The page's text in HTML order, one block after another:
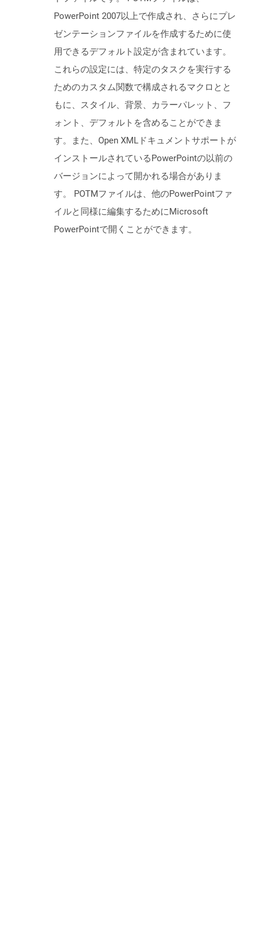
PowerPoint 2007以上で作成され、さらにプレ
ゼンテーションファイルを作成するために使
用できるデフォルト設定が含まれています。
これらの設定には、特定のタスクを実行する
ためのカスタム関数で構成されるマクロとと
もに、スタイル、背景、カラーパレット、フ
ォント、デフォルトを含めることができま
す。また、Open XMLドキュメントサポートが
インストールされているPowerPointの以前の
バージョンによって開かれる場合がありま
す。 POTMファイルは、他のPowerPointファ
イルと同様に編集するためにMicrosoft
PowerPointで開くことができます。